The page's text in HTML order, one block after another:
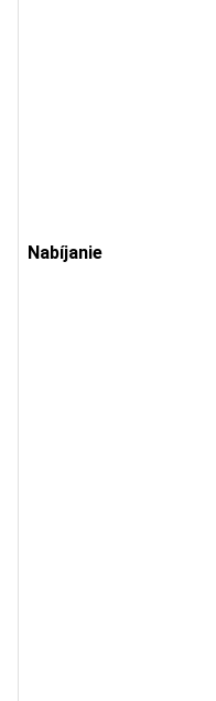
Nabíjanie